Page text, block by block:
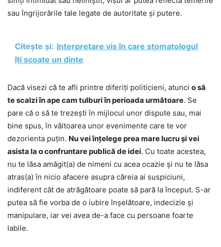
sau îngrijorările tale legate de autoritate și putere.
Citește și: Interpretare vis în care stomatologul
îți scoate un dinte
Dacă visezi că te afli printre diferiți politicieni, atunci o să
te scalzi în ape cam tulburi în perioada următoare. Se
pare că o să te trezești în mijlocul unor dispute sau, mai
bine spus, în vâltoarea unor evenimente care te vor
dezorienta puțin. Nu vei înțelege prea mare lucru și vei
asista la o confruntare publică de idei. Cu toate acestea,
nu te lăsa amăgit(a) de nimeni cu acea ocazie și nu te lăsa
atras(a) în nicio afacere asupra căreia ai suspiciuni,
indiferent cât de atrăgătoare poate să pară la început. S-ar
putea să fie vorba de o iubire înșelătoare, indecizie și
manipulare, iar vei avea de-a face cu persoane foarte
labile.